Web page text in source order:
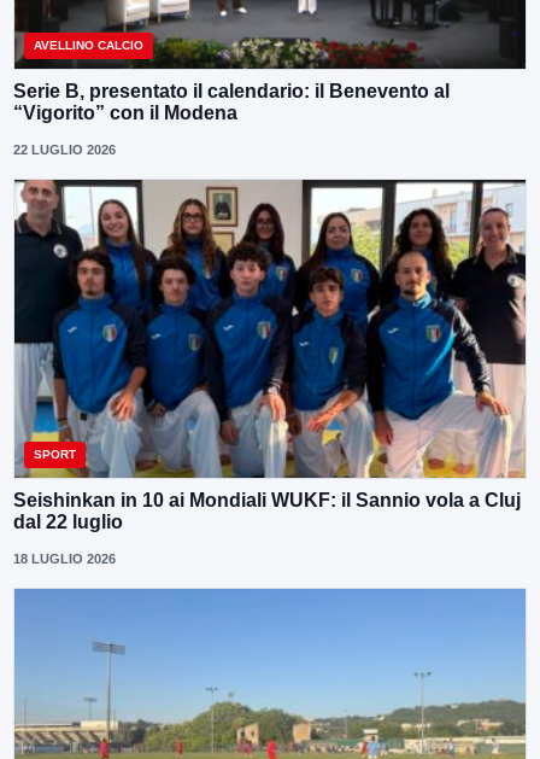
AVELLINO CALCIO
Serie B, presentato il calendario: il Benevento al
“Vigorito” con il Modena
22 LUGLIO 2026
SPORT
Seishinkan in 10 ai Mondiali WUKF: il Sannio vola a Cluj
dal 22 luglio
18 LUGLIO 2026